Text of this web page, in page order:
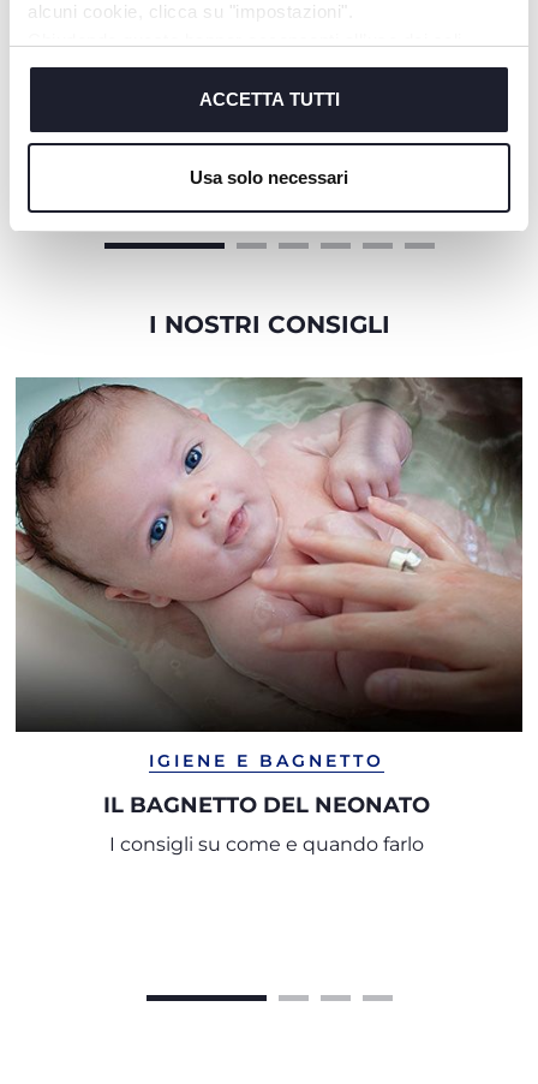
alcuni cookie, clicca su "impostazioni".
cookie tecnici, indispensabili per fruire del servizio
ACCETTA TUTTI
Usa solo necessari
+ COLORI
Matelas Chicco Next2Me
I NOSTRI CONSIGLI
IGIENE E BAGNETTO
IL BAGNETTO DEL NEONATO
I consigli su come e quando farlo